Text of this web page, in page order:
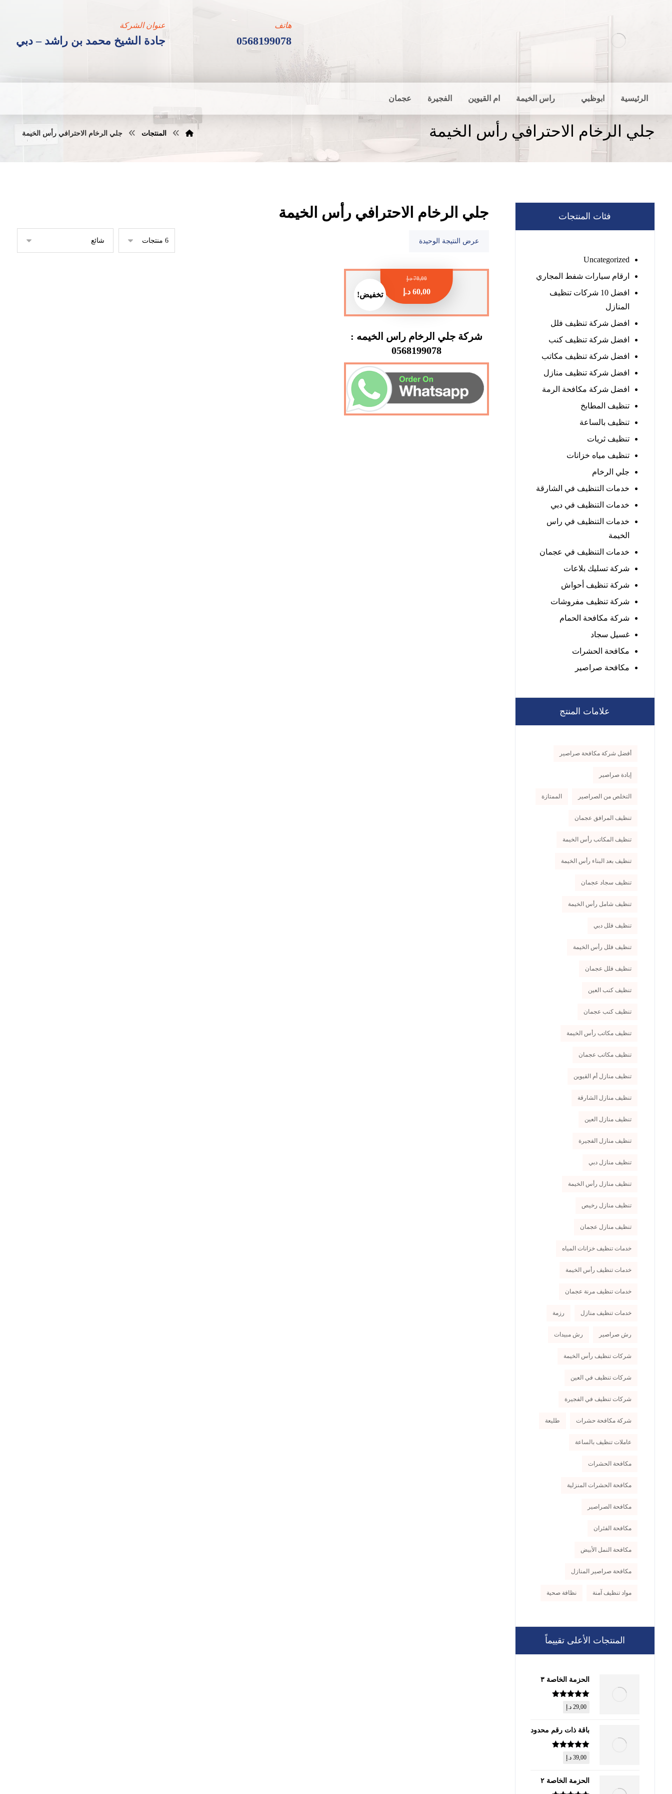
عنوان الشركة
جادة الشيخ محمد بن راشد – دبي
هاتف
0568199078
الرئيسية ابوظبي راس الخيمة ام القيوين الفجيرة عجمان
جلي الرخام الاحترافي رأس الخيمة المنتجات جلي الرخام الاحترافي رأس الخيمة
جلي الرخام الاحترافي رأس الخيمة
عرض النتيجة الوحيدة
تخفيض!
شركة جلي الرخام راس الخيمه :
0568199078
70,00 د.إ
60,00 د.إ
فئات المنتجات
Uncategorized
ارقام سيارات شفط المجاري
افضل 10 شركات تنظيف
المنازل
افضل شركة تنظيف فلل
افضل شركة تنظيف كنب
افضل شركة تنظيف مكاتب
افضل شركة تنظيف منازل
افضل شركة مكافحة الرمة
تنظيف المطابخ
تنظيف بالساعة
تنظيف ثريات
تنظيف مياه خزانات
جلي الرخام
خدمات التنظيف في الشارقة
خدمات التنظيف في دبي
خدمات التنظيف في راس
الخيمة
خدمات التنظيف في عجمان
شركة تسليك بلاعات
شركة تنظيف أحواش
شركة تنظيف مفروشات
شركة مكافحة الحمام
غسيل سجاد
مكافحة الحشرات
مكافحة صراصير
علامات المنتج
أفضل شركة مكافحة صراصير
إبادة صراصير
التخلص من الصراصير الممتازة
تنظيف المرافق عجمان
تنظيف المكاتب رأس الخيمة
تنظيف بعد البناء رأس الخيمة
تنظيف سجاد عجمان
تنظيف شامل رأس الخيمة
تنظيف فلل دبي
تنظيف فلل رأس الخيمة
تنظيف فلل عجمان
تنظيف كنب العين
تنظيف كنب عجمان
تنظيف مكاتب رأس الخيمة
تنظيف مكاتب عجمان
تنظيف منازل أم القيوين
تنظيف منازل الشارقة
تنظيف منازل العين
تنظيف منازل الفجيرة
تنظيف منازل دبي
تنظيف منازل رأس الخيمة
تنظيف منازل رخيص
تنظيف منازل عجمان
خدمات تنظيف خزانات المياه
خدمات تنظيف رأس الخيمة
خدمات تنظيف مرنة عجمان
خدمات تنظيف منازل رزمة
رش صراصير رش مبيدات
شركات تنظيف رأس الخيمة
شركات تنظيف في العين
شركات تنظيف في الفجيرة
شركة مكافحة حشرات طليعة
عاملات تنظيف بالساعة
مكافحة الحشرات
مكافحة الحشرات المنزلية
مكافحة الصراصير
مكافحة الفئران
مكافحة النمل الأبيض
مكافحة صراصير المنازل
مواد تنظيف آمنة نظافة صحية
المنتجات الأعلى تقييماً
الحزمة الخاصة ٣
تم التقييم
من 5
29,00 د.إ
باقة ذات رقم محدود
تم التقييم
من 5
39,00 د.إ
الحزمة الخاصة ٢